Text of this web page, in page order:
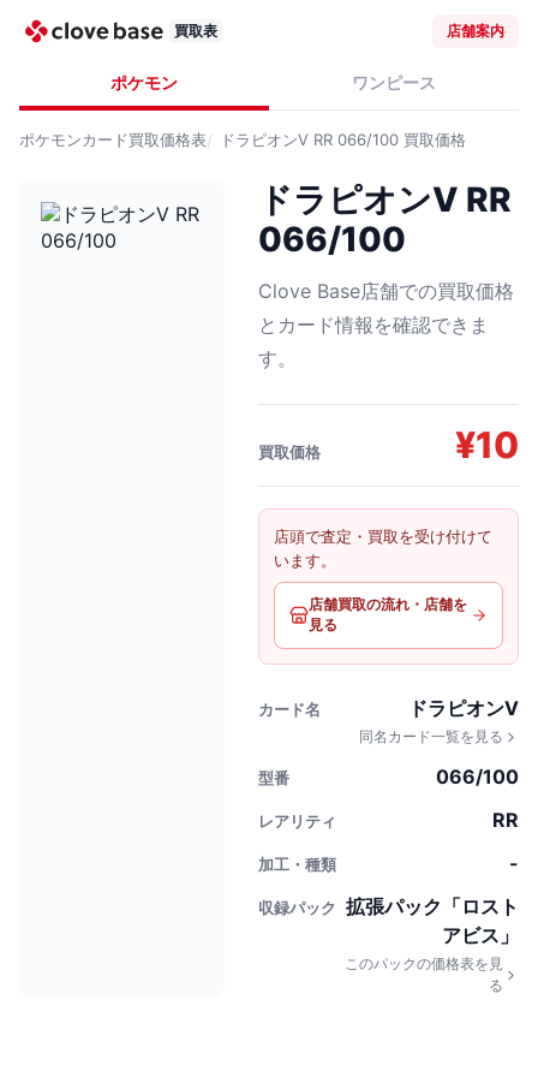
買取表 店舗案内
ポケモン ワンピース
ポケモンカード買取価格表 ドラピオンV RR 066/100 買取価格
ドラピオンV RR
066/100
Clove Base店舗での買取価格
とカード情報を確認できま
す。
買取価格 ¥10
店頭で査定・買取を受け付けて
います。
店舗買取の流れ・店舗を
見る
カード名 ドラピオンV
同名カード一覧を見る
型番 066/100
レアリティ RR
加工・種類 -
収録パック
拡張パック「ロスト
アビス」
このパックの価格表を見
る